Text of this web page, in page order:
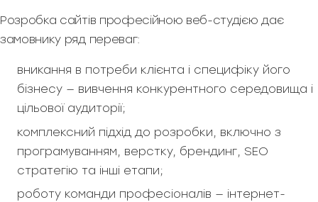
Розробка сайтів професійною веб-студією дає
замовнику ряд переваг:
вникання в потреби клієнта і специфіку його
бізнесу — вивчення конкурентного середовища і
цільової аудиторії;
комплексний підхід до розробки, включно з
програмуванням, верстку, брендинг, SEO
стратегію та інші етапи;
роботу команди професіоналів — інтернет-